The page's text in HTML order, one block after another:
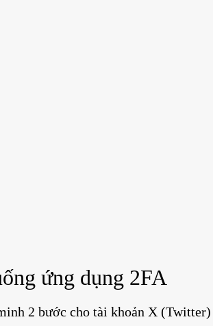
ứng dụng 2FA
2 bước cho tài khoản X (Twitter)